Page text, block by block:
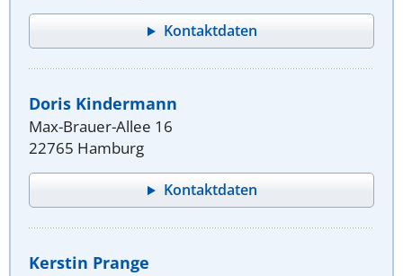
Kontaktdaten
Doris Kindermann
Max-Brauer-Allee 16
22765 Hamburg
Kontaktdaten
Kerstin Prange